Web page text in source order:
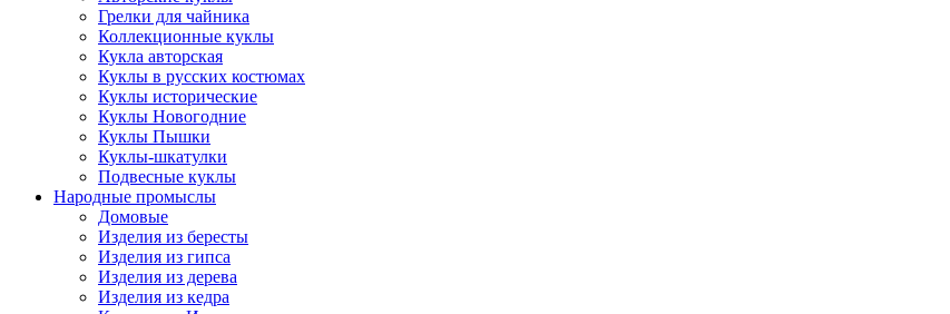
Грелки для чайника
Коллекционные куклы
Кукла авторская
Куклы в русских костюмах
Куклы исторические
Куклы Новогодние
Куклы Пышки
Куклы-шкатулки
Подвесные куклы
Народные промыслы
Домовые
Изделия из бересты
Изделия из гипса
Изделия из дерева
Изделия из кедра